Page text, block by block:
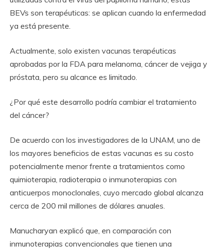
BEVs son terapéuticas: se aplican cuando la enfermedad
ya está presente.
Actualmente, solo existen vacunas terapéuticas
aprobadas por la FDA para melanoma, cáncer de vejiga y
próstata, pero su alcance es limitado.
¿Por qué este desarrollo podría cambiar el tratamiento
del cáncer?
De acuerdo con los investigadores de la UNAM, uno de
los mayores beneficios de estas vacunas es su costo
potencialmente menor frente a tratamientos como
quimioterapia, radioterapia o inmunoterapias con
anticuerpos monoclonales, cuyo mercado global alcanza
cerca de 200 mil millones de dólares anuales.
Manucharyan explicó que, en comparación con
inmunoterapias convencionales que tienen una